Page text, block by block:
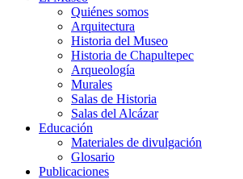
Quiénes somos
Arquitectura
Historia del Museo
Historia de Chapultepec
Arqueología
Murales
Salas de Historia
Salas del Alcázar
Educación
Materiales de divulgación
Glosario
Publicaciones